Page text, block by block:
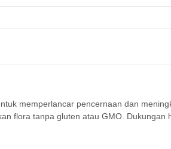
memperlancar pencernaan dan
flora tanpa gluten atau GMO. Dukungan